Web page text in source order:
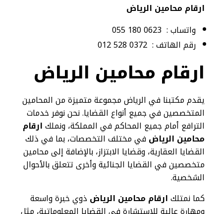
ارقام محامين الرياض
واتساب : 0623 180 055
رقم الهاتف : 0372 528 012
ارقام محامين الرياض
يقدم مكتبنا في الرياض مجموعة متميزة من المحامين
المتخصصين في جميع أنواع القضايا. نحن نوفر خدمات
الترافع أمام جميع المحاكم في المملكة، ونملكارقام
محامين الرياضفي مختلف التخصصات، بما في ذلك
القضايا العقارية، وقضايا الابتزاز، بالإضافة إلى محامين
متخصصين في القضايا الجنائية وأخرى تتعلق بالأحوال
الشخصية.
كما نمتلكارقام محامين الرياض ذوي خبرة واسعة